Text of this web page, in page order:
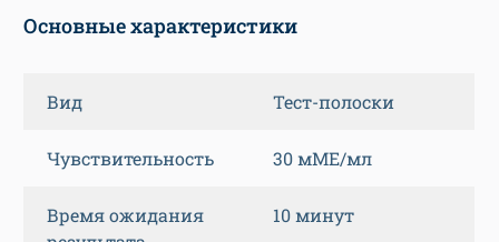
Основные характеристики
Вид Тест-полоски
Чувствительность 30 мМЕ/мл
Время ожидания
10 минут